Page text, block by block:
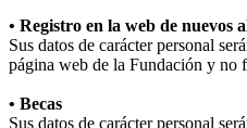
• Registro en la web de nuevos
Sus datos de carácter personal
página web de la Fundación y no
• Becas
Sus datos de carácter personal